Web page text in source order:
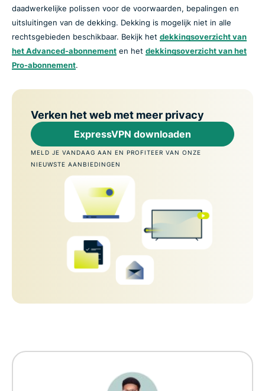
daadwerkelijke polissen voor de voorwaarden, bepalingen en
uitsluitingen van de dekking. Dekking is mogelijk niet in alle
rechtsgebieden beschikbaar. Bekijk het dekkingsoverzicht van
het Advanced-abonnement en het dekkingsoverzicht van het
Pro-abonnement.
Verken het web met meer privacy
ExpressVPN downloaden
MELD JE VANDAAG AAN EN PROFITEER VAN ONZE
NIEUWSTE AANBIEDINGEN